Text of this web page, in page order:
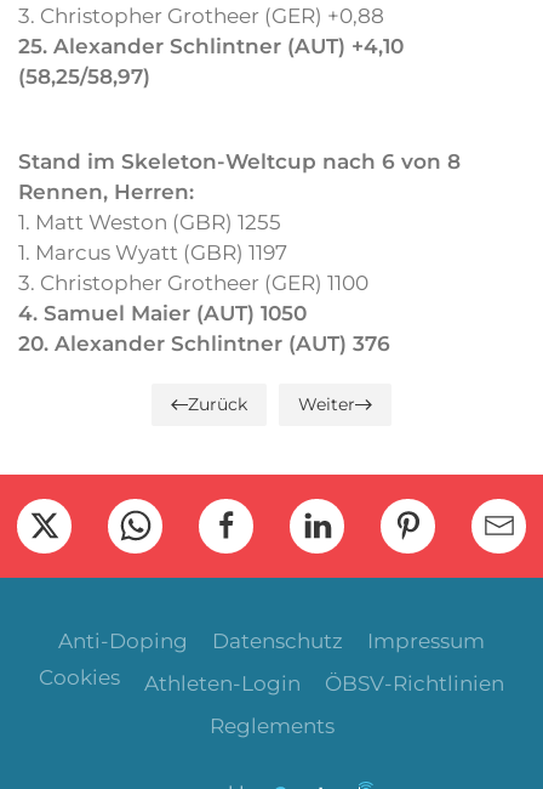
3. Christopher Grotheer (GER) +0,88
25. Alexander Schlintner (AUT) +4,10
(58,25/58,97)
Stand im Skeleton-Weltcup nach 6 von 8
Rennen, Herren:
1. Matt Weston (GBR) 1255
1. Marcus Wyatt (GBR) 1197
3. Christopher Grotheer (GER) 1100
4. Samuel Maier (AUT) 1050
20. Alexander Schlintner (AUT) 376
Zurück Weiter
Anti-Doping Datenschutz
Impressum
Cookies
Athleten-Login
ÖBSV-Richtlinien
Reglements